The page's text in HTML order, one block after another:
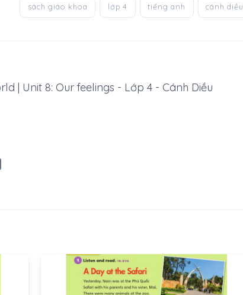
sách giáo khoa lớp 4 tiếng anh cánh diều
| Unit 8: Our feelings - Lớp 4 - Cánh Diều